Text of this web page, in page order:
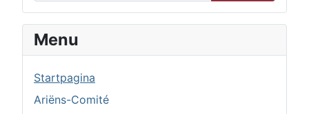
Menu
Startpagina
Ariëns-Comité